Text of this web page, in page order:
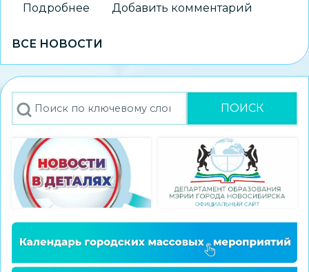
Подробнее
школьник
стал
победителем
экскурсионных
«Памятные
места
моего
региона»
Добавить комментарий
ВСЕ НОВОСТИ
Поиск